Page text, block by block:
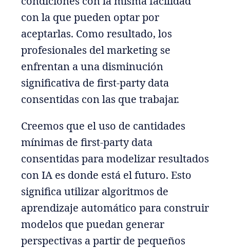
con la que pueden optar por
aceptarlas. Como resultado, los
profesionales del marketing se
enfrentan a una disminución
significativa de first-party data
consentidas con las que trabajar.
Creemos que el uso de cantidades
mínimas de first-party data
consentidas para modelizar resultados
con IA es donde está el futuro. Esto
significa utilizar algoritmos de
aprendizaje automático para construir
modelos que puedan generar
perspectivas a partir de pequeños